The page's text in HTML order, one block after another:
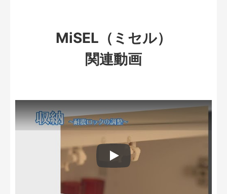
MiSEL（ミセル）
関連動画
Play: Keynote (Google I/O '18)